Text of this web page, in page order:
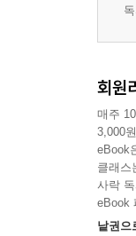
제3
수정
07. 유
아만
08.
사교
회원
매주
3,000
eBook
클래스
사락
eBook
낱권으